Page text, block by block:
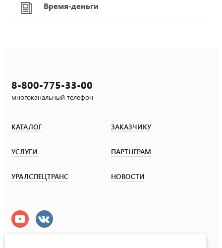
Время-деньги
8-800-775-33-00
многоканальный телефон
КАТАЛОГ ЗАКАЗЧИКУ
УСЛУГИ ПАРТНЕРАМ
УРАЛСПЕЦТРАНС НОВОСТИ